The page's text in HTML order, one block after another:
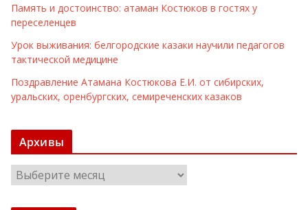
Память и достоинство: атаман Костюков в гостях у
переселенцев
Урок выживания: белгородские казаки научили педагогов
тактической медицине
Поздравление Атамана Костюкова Е.И. от сибирских,
уральских, оренбургских, семиреченских казаков
Архивы
р
х